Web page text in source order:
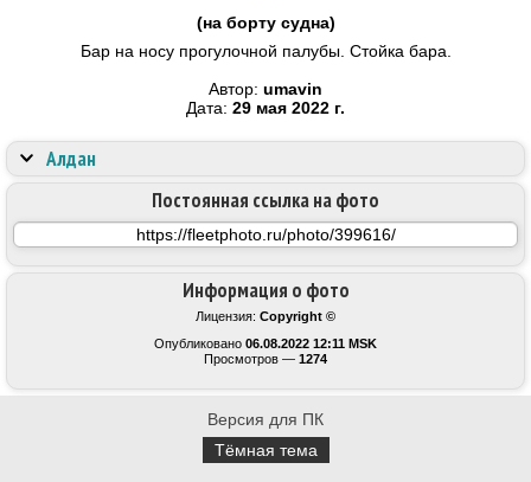
(на борту судна)
Бар на носу прогулочной палубы. Стойка бара.
Автор: umavin
Дата: 29 мая 2022 г.
Информация о фото
Лицензия: Copyright ©
Опубликовано 06.08.2022 12:11 MSK
Просмотров — 1274
Постоянная ссылка на фото
Алдан
Версия для ПК
Тёмная тема